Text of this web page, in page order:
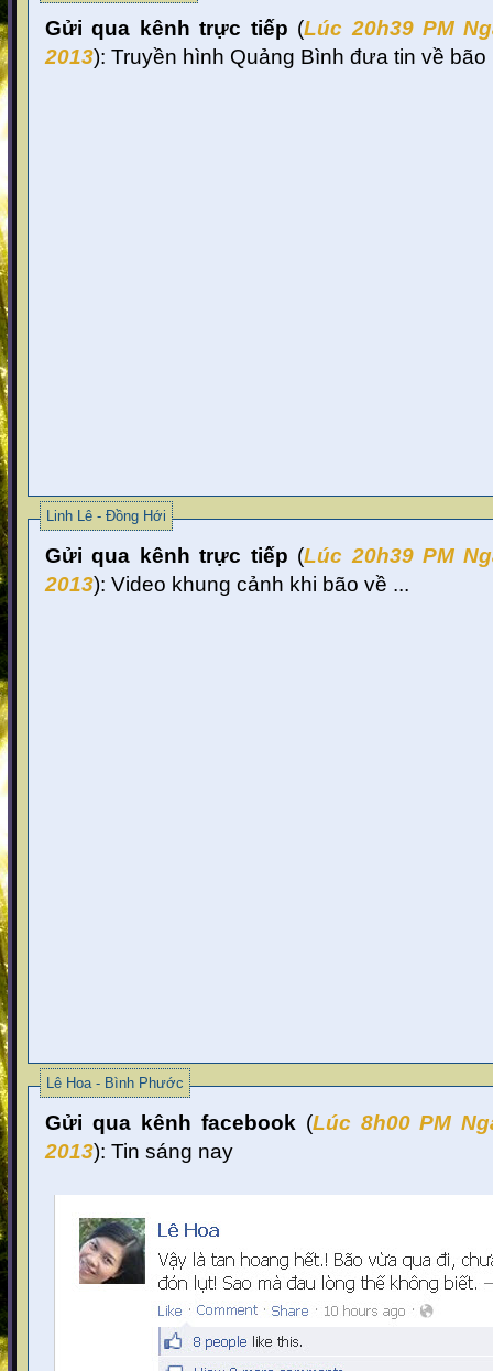
Gửi qua kênh trực tiếp (Lúc 20h39 PM
2013): Truyền hình Quảng Bình đưa tin về bão
Linh Lê - Đồng Hới
Gửi qua kênh trực tiếp (Lúc 20h39 PM
2013): Video khung cảnh khi bão về ...
Lê Hoa - Bình Phước
Gửi qua kênh facebook (Lúc 8h00 PM
2013): Tin sáng nay